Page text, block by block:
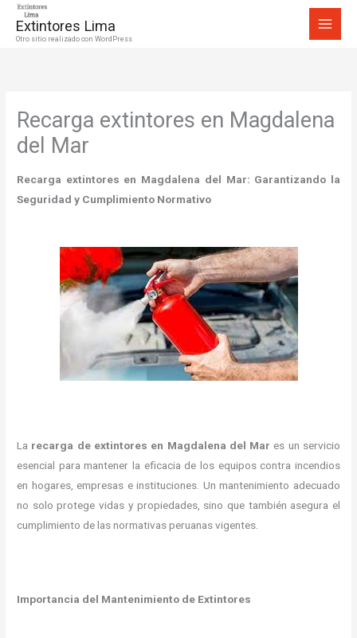
Extintores Lima
Otro sitio realizado con WordPress
Recarga extintores en Magdalena
del Mar
Recarga extintores en Magdalena del Mar: Garantizando la
Seguridad y Cumplimiento Normativo
La recarga de extintores en Magdalena del Mar es un servicio
esencial para mantener la eficacia de los equipos contra incendios
en hogares, empresas e instituciones. Un mantenimiento adecuado
no solo protege vidas y propiedades, sino que también asegura el
cumplimiento de las normativas peruanas vigentes.
Importancia del Mantenimiento de Extintores